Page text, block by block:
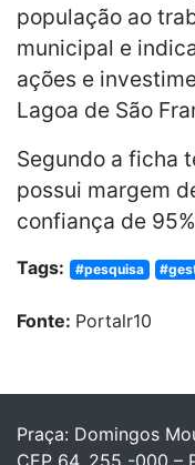
população ao
municipal e
ações e
Lagoa de São
Segundo a ficha
possui margem
confiança de
Tags: #pesquisa
Fonte: Portalr10
Praça: Domingos
CEP 64. 255 -000 –